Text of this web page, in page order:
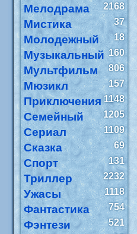
Мелодрама 2168
Мистика 37
Молодежный 18
Музыкальный 160
Мультфильм 806
Мюзикл 157
Приключения 1148
Семейный 1205
Сериал 1109
Сказка 69
Спорт 131
Триллер 2232
Ужасы 1118
Фантастика 754
Фэнтези
521